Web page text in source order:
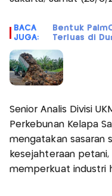
BACA
JUGA:
Bentuk
Terluas di
Senior Analis Divisi
Perkebunan Kelapa
mengatakan sasaran
kesejahteraan
memperkuat industri